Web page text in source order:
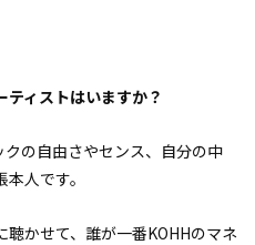
ィストはいますか？
の自由さやセンス、自分の中
人です。
かせて、誰が一番KOHHのマネ